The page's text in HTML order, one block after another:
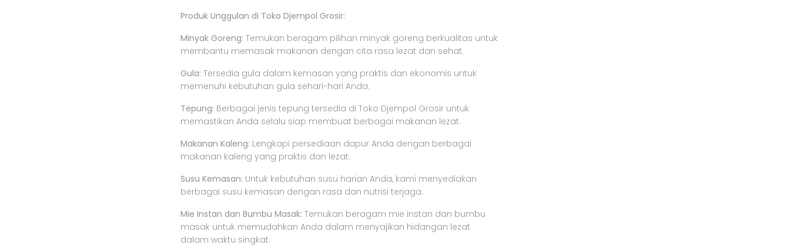
Produk Unggulan di Toko Djempol Grosir:
Minyak Goreng: Temukan beragam pilihan minyak goreng berkualitas untuk
membantu memasak makanan dengan cita rasa lezat dan sehat.
Gula: Tersedia gula dalam kemasan yang praktis dan ekonomis untuk
memenuhi kebutuhan gula sehari-hari Anda.
Tepung: Berbagai jenis tepung tersedia di Toko Djempol Grosir untuk
memastikan Anda selalu siap membuat berbagai makanan lezat.
Makanan Kaleng: Lengkapi persediaan dapur Anda dengan berbagai
makanan kaleng yang praktis dan lezat.
Susu Kemasan: Untuk kebutuhan susu harian Anda, kami menyediakan
berbagai susu kemasan dengan rasa dan nutrisi terjaga.
Mie Instan dan Bumbu Masak: Temukan beragam mie instan dan bumbu
masak untuk memudahkan Anda dalam menyajikan hidangan lezat
dalam waktu singkat.